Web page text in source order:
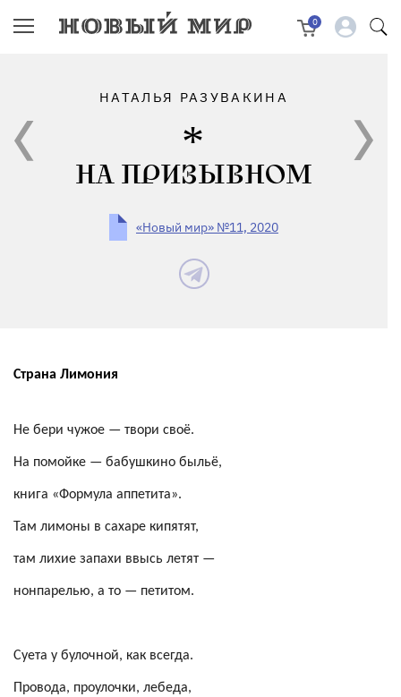
0
НАТАЛЬЯ РАЗУВАКИНА
НА ПРИЗЫВНОМ
«Новый мир» №11, 2020
Страна Лимония
Не бери чужое — твори своё.
На помойке — бабушкино быльё,
книга «Формула аппетита».
Там лимоны в сахаре кипятят,
там лихие запахи ввысь летят —
нонпарелью, а то — петитом.
Суета у булочной, как всегда.
Провода, проулочки, лебеда,